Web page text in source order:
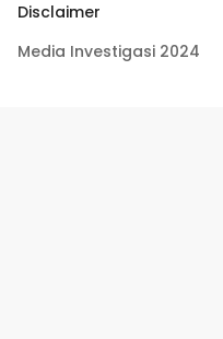
Disclaimer
Media Investigasi 2024